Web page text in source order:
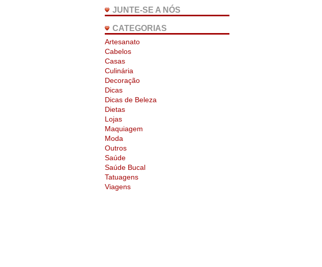
JUNTE-SE A NÓS
CATEGORIAS
Artesanato
Cabelos
Casas
Culinária
Decoração
Dicas
Dicas de Beleza
Dietas
Lojas
Maquiagem
Moda
Outros
Saúde
Saúde Bucal
Tatuagens
Viagens